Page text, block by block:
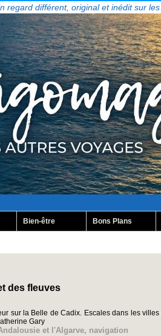
regard différent, original et inédit sur les
Bien-être Bons Plans
des fleuves
sur la Belle de Cadix. Escales dans les
Gary
et l'Algarve, navigation